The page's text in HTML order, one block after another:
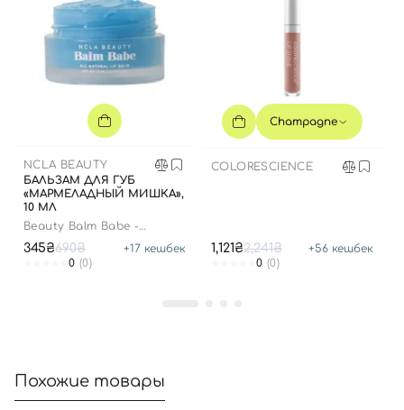
NCLA BEAUTY
БАЛЬЗАМ ДЛЯ ГУБ
«МАРМЕЛАДНЫЙ МИШКА»,
10 МЛ
Beauty Balm Babe -
345₴690₴ +17 кешбек
0 (0)
Champagne
COLORESCIENCE
1,121₴2,241₴ +56 кешбек
0 (0)
Похожие товары
Вход Регистрация
Номер телефона
Отправляя форму для авторизации/регистрации, вы
принимаете условия